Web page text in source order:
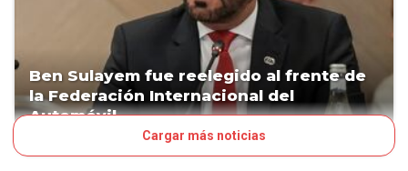
Ben Sulayem fue reelegido al frente de
la Federación Internacional del
Automóvil
Cargar más noticias